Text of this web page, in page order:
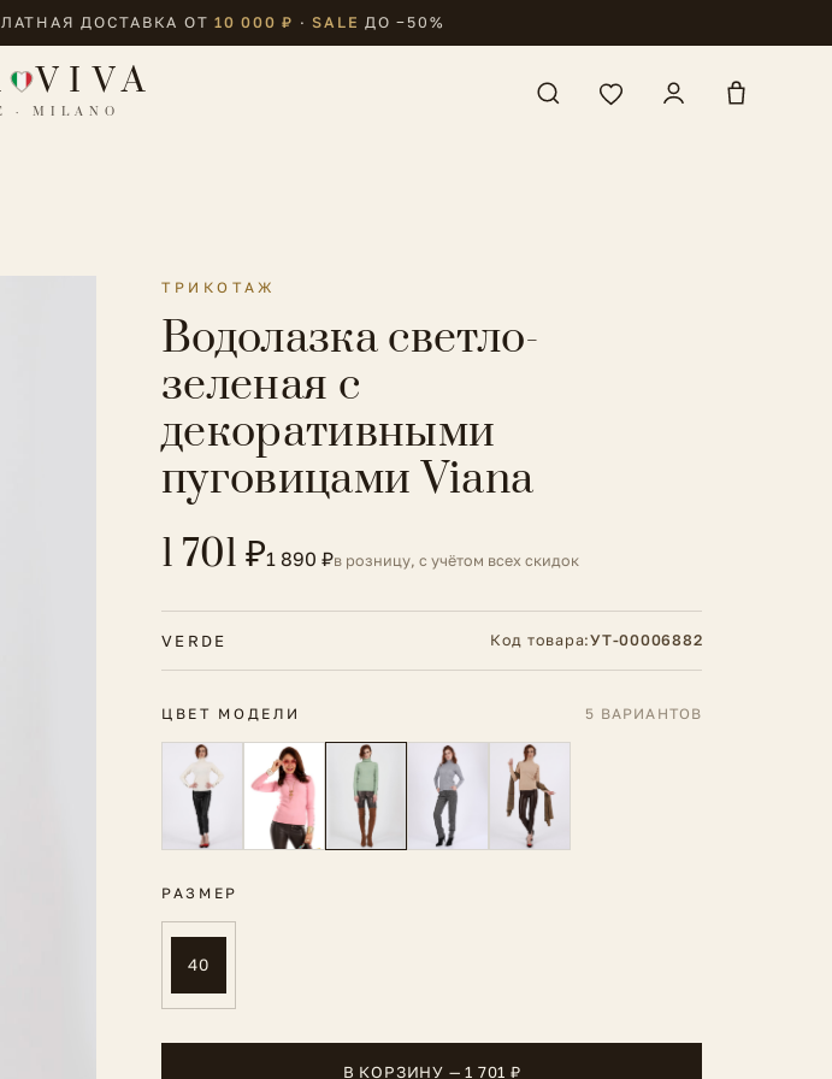
ДОСТАВКА ОТ10 000 ₽ · SALE ДО −50%
VIVA
· MILANO
ТРИКОТАЖ
Водолазка светло-
зеленая с
декоративными
пуговицами Viana
1 701 ₽1 890 ₽в розницу, с учётом всех скидок
VERDE Код товара:УТ-00006882
ЦВЕТ МОДЕЛИ 5 ВАРИАНТОВ
РАЗМЕР
40
В КОРЗИНУ — 1 701 ₽